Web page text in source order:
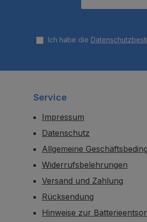
Ich habe die
Service
Impressum
Datenschutz
Allgemeine
Widerrufsbelehrungen
Versand und Zahlung
Rücksendung
Hinweise zur